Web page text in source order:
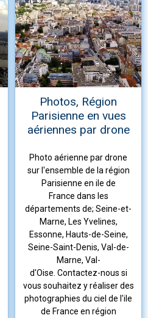
Photos, Région
Parisienne en vues
aériennes par drone
Photo aérienne par drone
sur l'ensemble de la région
Parisienne en ile de
France dans les
départements de; Seine-et-
Marne, Les Yvelines,
Essonne, Hauts-de-Seine,
Seine-Saint-Denis, Val-de-
Marne, Val-
d'Oise. Contactez-nous si
vous souhaitez y réaliser des
photographies du ciel de l'ile
de France en région